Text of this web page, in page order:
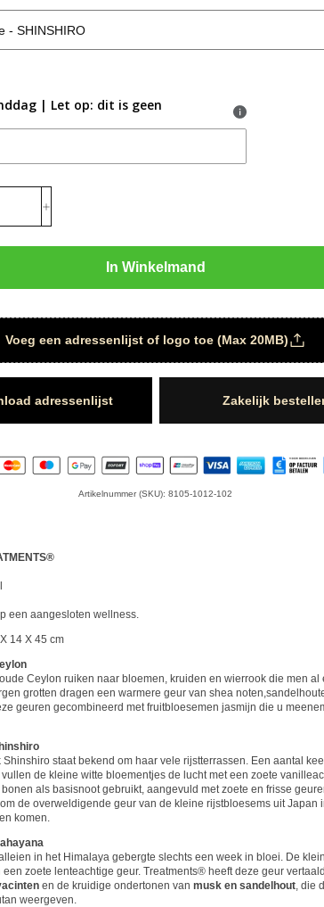
i
| Let op: dit is geen
In Winkelmand
Voeg een adressenlijst of logo toe (Max 20MB)
adressenlijst Zakelijk
Artikelnummer (SKU): 8105-1012-102
een aangesloten wellness.
14 X 45 cm
Ceylon ruiken naar bloemen, kruiden en wierrook die men al
grotten dragen een warmere geur van shea
geuren gecombineerd met fruitbloesemen jasmijn die u
staat bekend om haar vele rijstterrassen. Een aantal
de kleine witte bloementjes de lucht met een zoete
als basisnoot gebruikt, aangevuld met zoete en frisse
de overweldigende geur van de kleine rijstbloesems uit Japan
komen.
in het Himalaya gebergte slechts een week in bloei. De
zoete lenteachtige geur. Treatments® heeft deze geur
en de kruidige ondertonen van musk en sandelhout, die
weergeven.